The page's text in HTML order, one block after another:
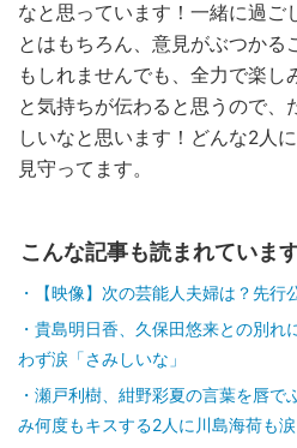
なと思っています！一緒に過ご
とはもちろん、意見がぶつかる
もしれませんでも、全力で楽し
と気持ちが伝わると思うので、
しいなと思います！どんな2人
見守ってます。
こんな記事も読まれていま
【映像】次の芸能人夫婦は？先行
貴島明日香、久保田悠来との別れ
わず涙「さみしいな」
瀬戸利樹、紺野彩夏の言葉を唇で
み何度もキスする2人に川島海荷も涙